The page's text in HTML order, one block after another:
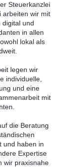
Steuerkanzlei
arbeiten wir mit
digital und
in allen
lokal als
legen wir
individuelle,
und eine
mit
die Beratung
und haben in
Expertise
wir praxisnahe